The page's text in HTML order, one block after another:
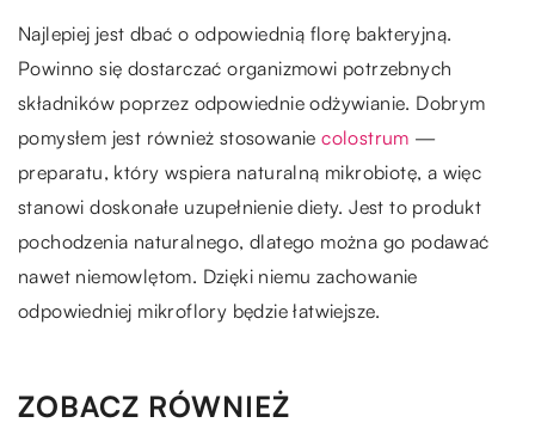
Najlepiej jest dbać o odpowiednią florę bakteryjną.
Powinno się dostarczać organizmowi potrzebnych
składników poprzez odpowiednie odżywianie. Dobrym
pomysłem jest również stosowaniecolostrum —
preparatu, który wspiera naturalną mikrobiotę, a więc
stanowi doskonałe uzupełnienie diety. Jest to produkt
pochodzenia naturalnego, dlatego można go podawać
nawet niemowlętom. Dzięki niemu zachowanie
odpowiedniej mikroflory będzie łatwiejsze.
ZOBACZ RÓWNIEŻ